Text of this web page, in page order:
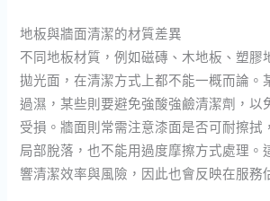
地板與牆面清潔的材質差異
不同地板材質，例如磁磚、木地板、塑膠
拋光面，在清潔方式上都不能一概而論。
過濕，某些則要避免強酸強鹼清潔劑，以
受損。牆面則常需注意漆面是否可耐擦拭
局部脫落，也不能用過度摩擦方式處理。
響清潔效率與風險，因此也會反映在服務